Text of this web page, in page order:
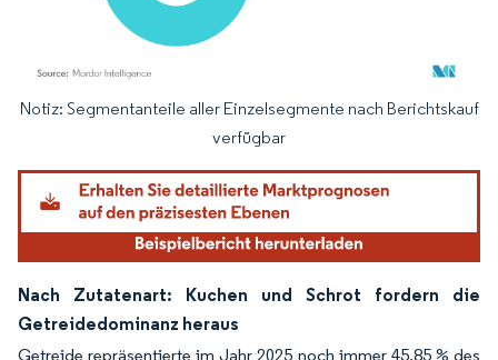
Bild © Mordor Intelligence. Wiederverwendung erfordert Namensnennung gemäß
Notiz: Segmentanteile aller Einzelsegmente nach Berichtskauf
verfügbar
Nach Zutatenart: Kuchen und Schrot fordern die
Getreidedominanz heraus
Getreide repräsentierte im Jahr 2025 noch immer 45,85 % des